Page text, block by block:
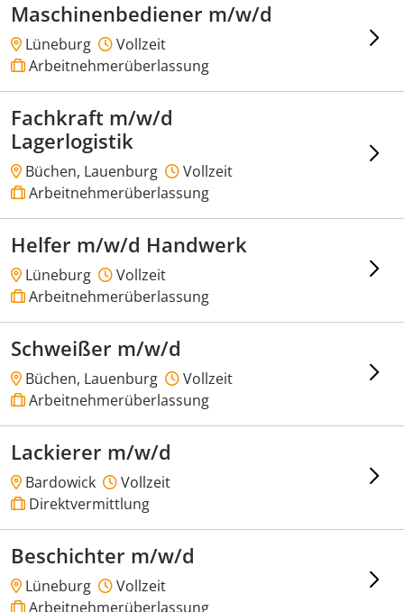
Maschinenbediener m/w/d
Lüneburg
Vollzeit
Arbeitnehmerüberlassung
Fachkraft m/w/d
Lagerlogistik
Büchen, Lauenburg
Vollzeit
Arbeitnehmerüberlassung
Helfer m/w/d Handwerk
Lüneburg
Vollzeit
Arbeitnehmerüberlassung
Schweißer m/w/d
Büchen, Lauenburg
Vollzeit
Arbeitnehmerüberlassung
Lackierer m/w/d
Bardowick
Vollzeit
Direktvermittlung
Beschichter m/w/d
Lüneburg
Vollzeit
Arbeitnehmerüberlassung